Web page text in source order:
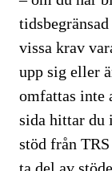
vissa krav
upp sig eller
omfattas inte
sida hittar du
stöd från